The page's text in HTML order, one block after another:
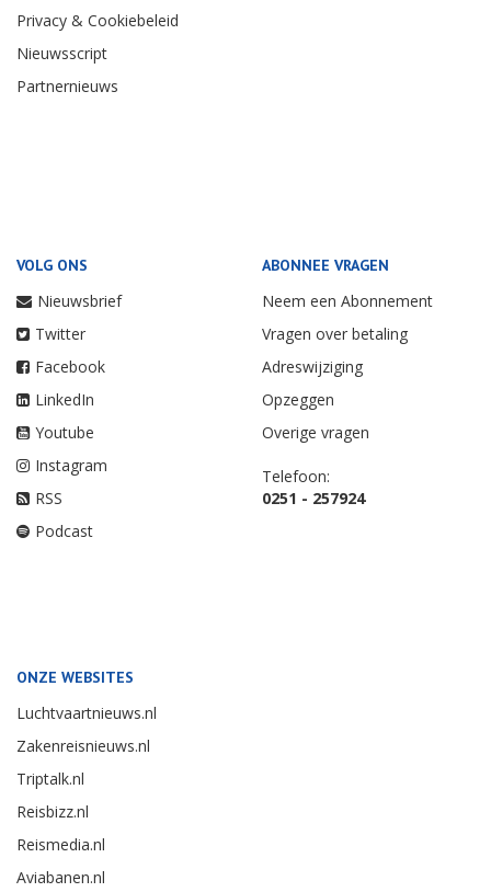
Privacy & Cookiebeleid
Nieuwsscript
Partnernieuws
VOLG ONS
Nieuwsbrief
Twitter
Facebook
LinkedIn
Youtube
Instagram
RSS
Podcast
ABONNEE VRAGEN
Neem een Abonnement
Vragen over betaling
Adreswijziging
Opzeggen
Overige vragen
Telefoon:
0251 - 257924
ONZE WEBSITES
Luchtvaartnieuws.nl
Zakenreisnieuws.nl
Triptalk.nl
Reisbizz.nl
Reismedia.nl
Aviabanen.nl